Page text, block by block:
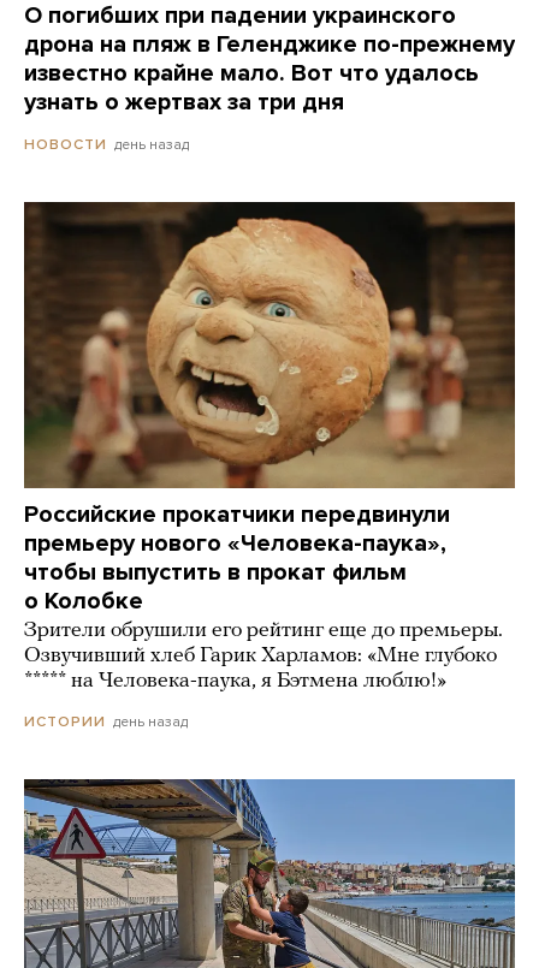
О погибших при падении украинского
дрона на пляж в Геленджике по-прежнему
известно крайне мало. Вот что удалось
узнать о жертвах за три дня
НОВОСТИ день назад
Российские прокатчики передвинули
премьеру нового «Человека-паука»,
чтобы выпустить в прокат фильм
о Колобке
Зрители обрушили его рейтинг еще до премьеры.
Озвучивший хлеб Гарик Харламов: «Мне глубоко
***** на Человека-паука, я Бэтмена люблю!»
ИСТОРИИ день назад